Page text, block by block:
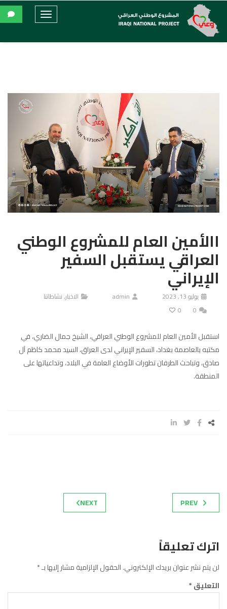
االأمين العام للمشروع الوطني
العراقي يستقبل السفير
الإيراني
يوليو 13, 2023 admin الاخبار,نشاطاتنا
0
0
استقبل الأمين العام للمشروع الوطني العراقي، الشيخ جمال الضاري، في
مكتبه بالعاصمة بغداد، السفير الإيراني لدى العراق، السيد محمد كاظم آل
صادق، وتباحث الطرفان تطورات الأوضاع العامة في البلاد، وتداعياتها على
المنطقة.
PREV
NEXT
اترك تعليقاً
لن يتم نشر عنوان بريدك الإلكتروني.الحقول الإلزامية مشار إليها بـ*
التعليق*